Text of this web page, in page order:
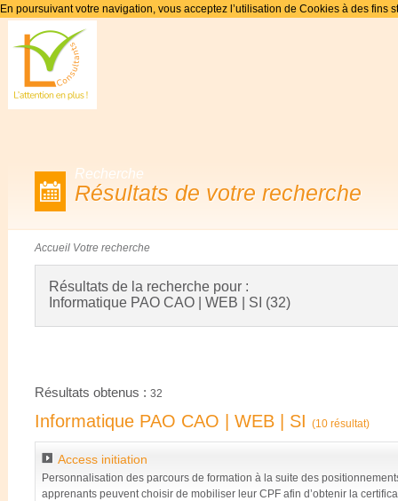
En poursuivant votre navigation, vous acceptez l’utilisation de Cookies à des fins
Recherche
Résultats de votre recherche
Accueil Votre recherche
Résultats de la recherche pour :
Informatique PAO CAO | WEB | SI (32)
Résultats obtenus : 32
Informatique PAO CAO | WEB | SI (10 résultat)
Access initiation
Personnalisation des parcours de formation à la suite des
apprenants peuvent choisir de mobiliser leur CPF afin d’obtenir la